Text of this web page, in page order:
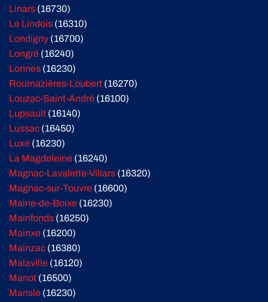
Linars (16730)
Le Lindois (16310)
Londigny (16700)
Longré (16240)
Lonnes (16230)
Roumazières-Loubert (16270)
Louzac-Saint-André (16100)
Lupsault (16140)
Lussac (16450)
Luxé (16230)
La Magdeleine (16240)
Magnac-Lavalette-Villars (16320)
Magnac-sur-Touvre (16600)
Maine-de-Boixe (16230)
Mainfonds (16250)
Mainxe (16200)
Mainzac (16380)
Malaville (16120)
Manot (16500)
Mansle (16230)